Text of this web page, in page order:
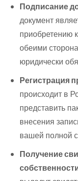
Подписание
документ
приобретению
обеими
юридически
Регистрация
происходит в
представить
внесения
вашей полной
Получение